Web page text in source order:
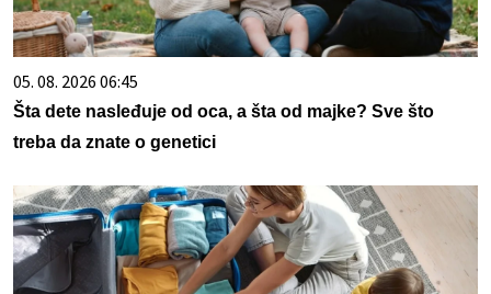
05. 08. 2026 06:45
Šta dete nasleđuje od oca, a šta od majke? Sve što
treba da znate o genetici